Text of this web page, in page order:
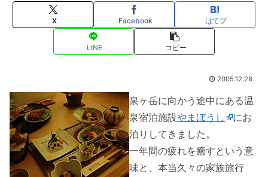
X Facebook はてブ
LINE コピー
2005.12.28
泉ヶ岳に向かう途中にある温
泉宿泊施設やまぼうし
にお
泊りしてきました。
一年間の疲れを癒すという意
味と、本当久々の家族旅行